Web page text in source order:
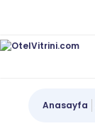
Anasayfa